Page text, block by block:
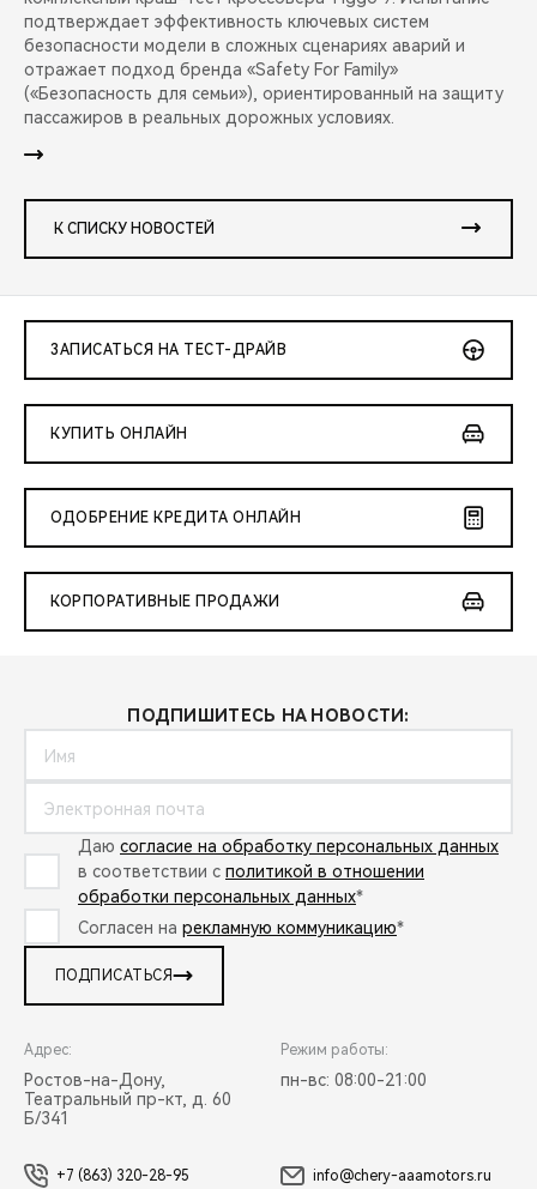
подтверждает эффективность ключевых систем
безопасности модели в сложных сценариях аварий и
отражает подход бренда «Safety For Family»
(«Безопасность для семьи»), ориентированный на защиту
пассажиров в реальных дорожных условиях.
К СПИСКУ НОВОСТЕЙ
ЗАПИСАТЬСЯ НА ТЕСТ-ДРАЙВ
КУПИТЬ ОНЛАЙН
ОДОБРЕНИЕ КРЕДИТА ОНЛАЙН
КОРПОРАТИВНЫЕ ПРОДАЖИ
ПОДПИШИТЕСЬ НА НОВОСТИ:
Даю согласие на обработку персональных данных
в соответствии с политикой в отношении
обработки персональных данных*
Согласен на рекламную коммуникацию*
ПОДПИСАТЬСЯ
Адрес:
Ростов-на-Дону,
Театральный пр-кт, д. 60
Б/341
Режим работы:
пн-вс: 08:00-21:00
+7 (863) 320-28-95 info@chery-aaamotors.ru